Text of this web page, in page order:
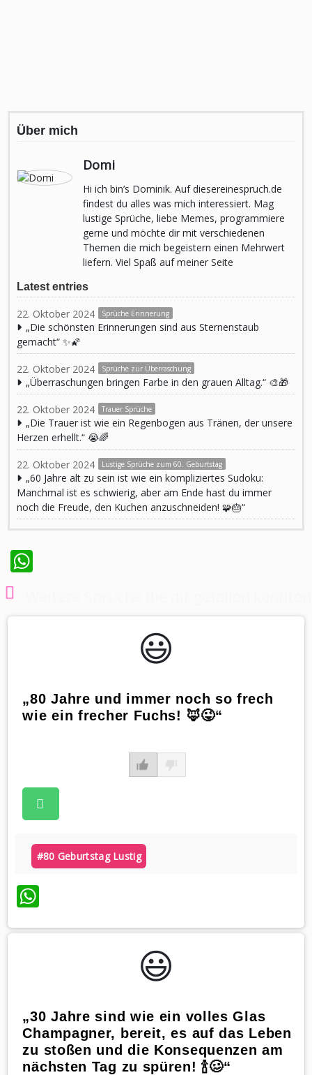
Über mich
Domi
Hi ich bin’s Dominik. Auf diesereinespruch.de
findest du alles was mich interessiert. Mag
lustige Sprüche, liebe Memes, programmiere
gerne und möchte dir mit verschiedenen
Themen die mich begeistern einen Mehrwert
liefern. Viel Spaß auf meiner Seite
Latest entries
22. Oktober 2024 Sprüche Erinnerung
„Die schönsten Erinnerungen sind aus Sternenstaub
gemacht“ ✨🌠
22. Oktober 2024 Sprüche zur Überraschung
„Überraschungen bringen Farbe in den grauen Alltag.“ 🎨🎁
22. Oktober 2024 Trauer Sprüche
„Die Trauer ist wie ein Regenbogen aus Tränen, der unsere
Herzen erhellt.“ 😭🌈
22. Oktober 2024 Lustige Sprüche zum 60. Geburtstag
„60 Jahre alt zu sein ist wie ein kompliziertes Sudoku:
Manchmal ist es schwierig, aber am Ende hast du immer
noch die Freude, den Kuchen anzuschneiden! 🧩🎂“
😃️
„80 Jahre und immer noch so frech
wie ein frecher Fuchs! 🦊😜“
#80 Geburtstag Lustig
WhatsApp
😃️
„30 Jahre sind wie ein volles Glas
Champagner, bereit, es auf das Leben
zu stoßen und die Konsequenzen am
nächsten Tag zu spüren! 🍾🥴“